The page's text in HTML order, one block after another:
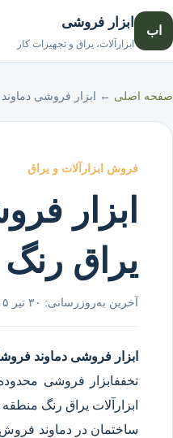
اب
ابزار فروشی
ابزارآلات، یراق و تجهیزات کار
صفحه اصلی ← ابزار فروشی
فروش ابزارآلات و یراق
ابزار
یراق رنگ
آخرین به‌روزرسانی: ۳۰ تیر ۱۴۰۵
ابزار فروشی دماوند
تخففابزار فروشی
ابزارآلات یراق رنگ
ساختمان در دماوند فروش